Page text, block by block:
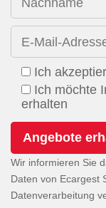
E-Mail-
Ich
Ich möchte
erhalten
Wir informieren Sie
Daten von Ecargest
Datenverarbeitung